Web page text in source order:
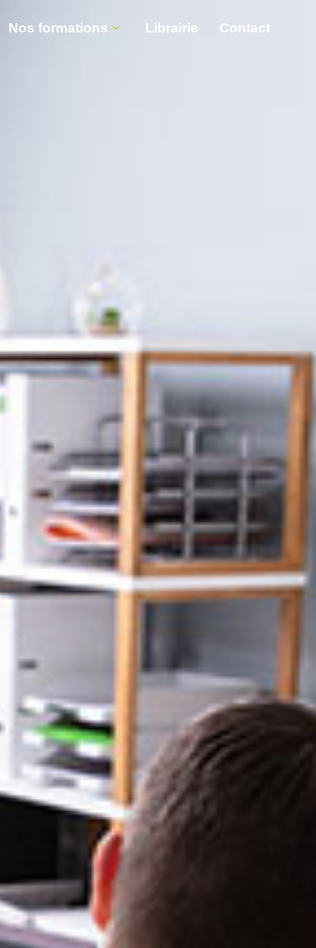
Nos formations Librairie Contact